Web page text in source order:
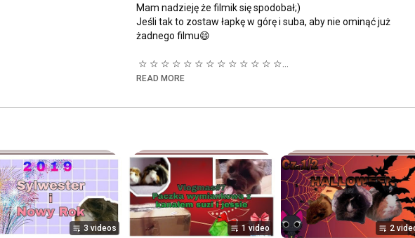
Mam nadzieję że filmik się spodobał;)
Jeśli tak to zostaw łapkę w górę i suba, aby nie ominąć już
żadnego filmu😄
☆ ☆ ☆ ☆ ☆ ☆ ☆ ☆ ☆ ☆ ☆ ☆ ☆
Nasz instagram: https://www.instagram.com/?hl=pl
Kontakt e-mail: emibeciaguciafruziayt@wp.pl
☆ ☆ ☆ ☆ ☆ ☆ ☆ ☆ ☆ ☆ ☆ ☆ ☆
Muzyka intro: Natural - Endless Love
♡ ♡ ♡ ♡ ♡ ♡ ♡ ♡ ♡ ♡ ♡ ♡ ♡ ♡ ♡
READ MORE
3 videos 1 video 2